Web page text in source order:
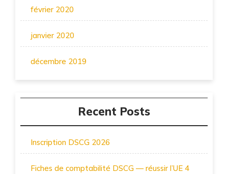
février 2020
janvier 2020
décembre 2019
Recent Posts
Inscription DSCG 2026
Fiches de comptabilité DSCG — réussir l’UE 4